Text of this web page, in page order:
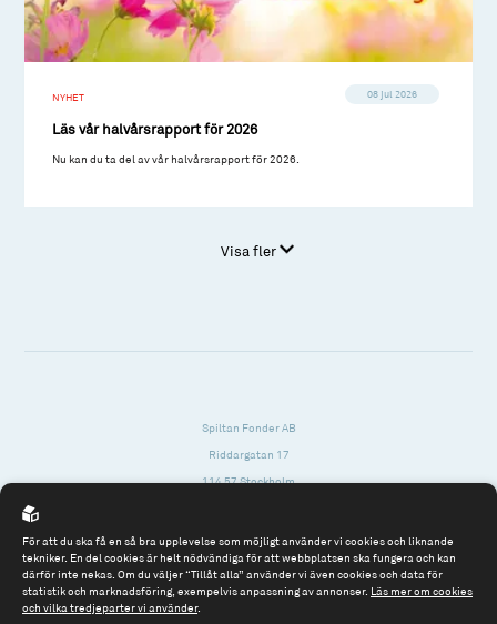
NYHET 08 jul 2026
Läs vår halvårsrapport för 2026
Nu kan du ta del av vår halvårsrapport för 2026.
Visa fler
Spiltan Fonder AB
Riddargatan 17
114 57 Stockholm
Tel: 08 - 545 813 40
fonder@spiltanfonder.se
För att du ska få en så bra upplevelse som möjligt använder vi cookies och liknande
tekniker. En del cookies är helt nödvändiga för att webbplatsen ska fungera och kan
därför inte nekas. Om du väljer “Tillåt alla” använder vi även cookies och data för
statistik och marknadsföring, exempelvis anpassning av annonser. Läs mer om cookies
och vilka tredjeparter vi använder.